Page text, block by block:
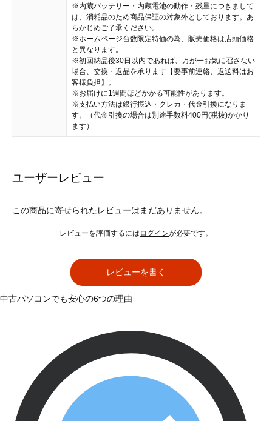
※内蔵バッテリー・内蔵電池の動作・残量につきまして
は、消耗品のため商品保証の対象外としております。あ
らかじめご了承ください。
※ホームページ台数限定特価の為、販売価格は店頭価格
と異なります。
※初回納品後30日以内であれば、万が一お気に召さない
場合、交換・返品を承ります【要事前連絡、返送料はお
客様負担】。
※お届けに1週間ほどかかる可能性があります。
※支払い方法は銀行振込・クレカ・代金引換になりま
す。（代金引換の場合は別途手数料400円(税抜)かかり
ます）
ユーザーレビュー
この商品に寄せられたレビューはまだありません。
レビューを評価するには ログインが必要です。
レビューを書く
中古パソコンでも安心の6つの理由